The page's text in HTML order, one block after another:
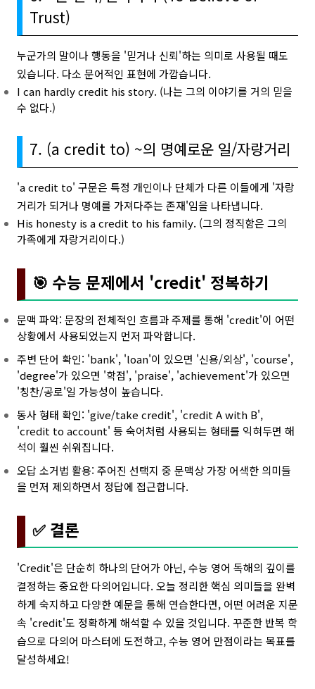
Trust)
누군가의 말이나 행동을 '믿거나 신뢰'하는 의미로 사용될 때도
있습니다. 다소 문어적인 표현에 가깝습니다.
I can hardly credit his story. (나는 그의 이야기를 거의 믿을
수 없다.)
7. (a credit to) ~의 명예로운 일/자랑거리
'a credit to' 구문은 특정 개인이나 단체가 다른 이들에게 '자랑
거리가 되거나 명예를 가져다주는 존재'임을 나타냅니다.
His honesty is a credit to his family. (그의 정직함은 그의
가족에게 자랑거리이다.)
🎯 수능 문제에서 'credit' 정복하기
문맥 파악: 문장의 전체적인 흐름과 주제를 통해 'credit'이 어떤
상황에서 사용되었는지 먼저 파악합니다.
주변 단어 확인: 'bank', 'loan'이 있으면 '신용/외상', 'course',
'degree'가 있으면 '학점', 'praise', 'achievement'가 있으면
'칭찬/공로'일 가능성이 높습니다.
동사 형태 확인: 'give/take credit', 'credit A with B',
'credit to account' 등 숙어처럼 사용되는 형태를 익혀두면 해
석이 훨씬 쉬워집니다.
오답 소거법 활용: 주어진 선택지 중 문맥상 가장 어색한 의미들
을 먼저 제외하면서 정답에 접근합니다.
✅ 결론
'Credit'은 단순히 하나의 단어가 아닌, 수능 영어 독해의 깊이를
결정하는 중요한 다의어입니다. 오늘 정리한 핵심 의미들을 완벽
하게 숙지하고 다양한 예문을 통해 연습한다면, 어떤 어려운 지문
속 'credit'도 정확하게 해석할 수 있을 것입니다. 꾸준한 반복 학
습으로 다의어 마스터에 도전하고, 수능 영어 만점이라는 목표를
달성하세요!